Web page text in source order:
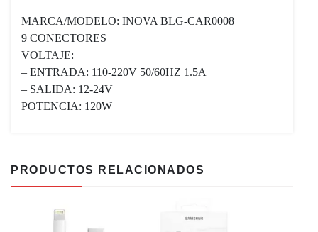
MARCA/MODELO: INOVA BLG-CAR0008
9 CONECTORES
VOLTAJE:
– ENTRADA: 110-220V 50/60HZ 1.5A
– SALIDA: 12-24V
POTENCIA: 120W
PRODUCTOS RELACIONADOS